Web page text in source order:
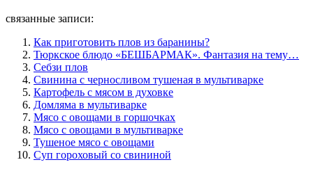
связанные записи:
Как приготовить плов из баранины?
Тюркское блюдо «БЕШБАРМАК». Фантазия на тему…
Себзи плов
Свинина с черносливом тушеная в мультиварке
Картофель с мясом в духовке
Домляма в мультиварке
Мясо с овощами в горшочках
Мясо с овощами в мультиварке
Тушеное мясо с овощами
Суп гороховый со свининой